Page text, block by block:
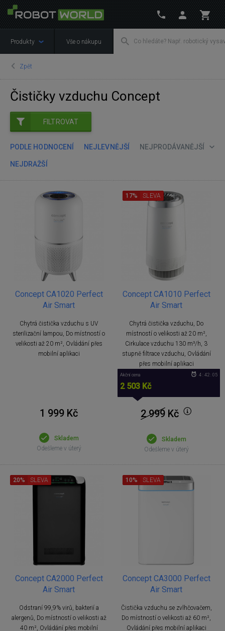
Produkty Vše o nákupu
Zpět
Čističky vzduchu Concept
FILTROVAT
PODLE HODNOCENÍ NEJLEVNĚJŠÍ NEJPRODÁVANĚJŠÍ
NEJDRAŽŠÍ
Concept CA1020 Perfect
Air Smart
Chytrá čistička vzduchu s UV
sterilizační lampou, Do místností o
velikosti až 20 m², Ovládání přes
mobilní aplikaci
1 999 Kč
Skladem
Odešleme v úterý
Concept CA1010 Perfect
Air Smart
Chytrá čistička vzduchu, Do
místností o velikosti až 20 m²,
Cirkulace vzduchu 130 m³/h, 3
stupně filtrace vzduchu, Ovládání
přes mobilní aplikaci
17% SLEVA
Akční cena
2 503 Kč
4 : 42 : 05
2 999 Kč
Skladem
Odešleme v úterý
Concept CA2000 Perfect
Air Smart
Odstraní 99,9% virů, bakterií a
alergenů, Do místností o velikosti až
40 m², Ovládání přes mobilní
20% SLEVA
Concept CA3000 Perfect
Air Smart
Čistička vzduchu se zvlhčovačem,
Do místností o velikosti až 60 m²,
Ovládání přes mobilní aplikaci
10% SLEVA